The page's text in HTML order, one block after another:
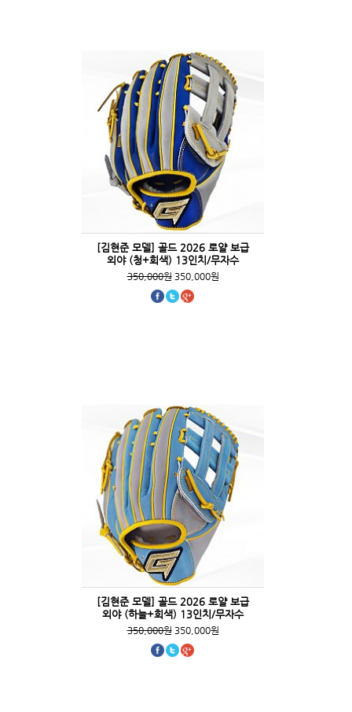
[김현준 모델] 골드 2026 로얄 보급
외야 (청+회색) 13인치/무자수
350,000원350,000원
[김현준 모델] 골드 2026 로얄 보급
외야 (하늘+회색) 13인치/무자수
350,000원350,000원